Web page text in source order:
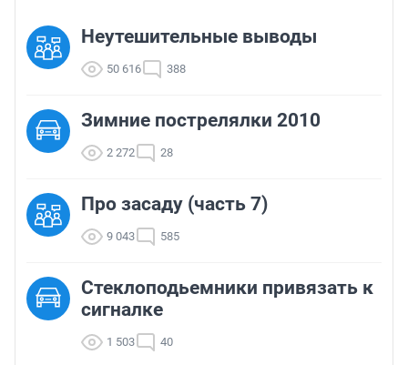
Неутешительные выводы
50 616 388
Зимние пострелялки 2010
2 272 28
Про засаду (часть 7)
9 043 585
Стеклоподьемники привязать к
сигналке
1 503 40